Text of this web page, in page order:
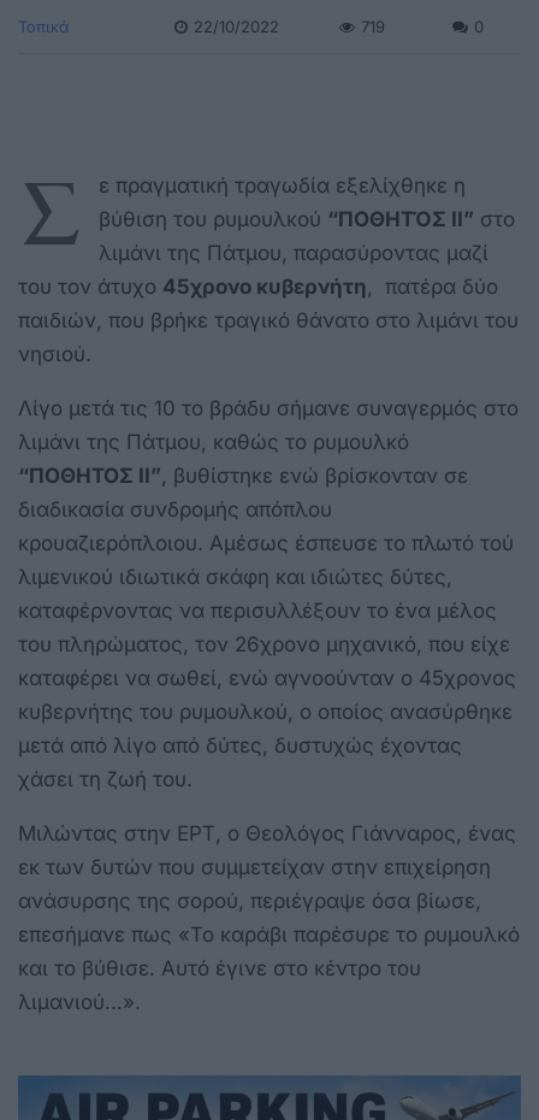
Τοπικά 22/10/2022 719 0
Σ
ε πραγματική τραγωδία εξελίχθηκε η
βύθιση του ρυμουλκού “ΠΟΘΗΤΌΣ ΙΙ” στο
λιμάνι της Πάτμου, παρασύροντας μαζί
του τον άτυχο 45χρονο κυβερνήτη , πατέρα δύο
παιδιών, που βρήκε τραγικό θάνατο στο λιμάνι του
νησιού.
Λίγο μετά τις 10 το βράδυ σήμανε συναγερμός στο
λιμάνι της Πάτμου, καθώς το ρυμουλκό
“ΠΟΘΗΤΟΣ ΙΙ” , βυθίστηκε ενώ βρίσκονταν σε
διαδικασία συνδρομής απόπλου
κρουαζιερόπλοιου. Αμέσως έσπευσε το πλωτό τού
λιμενικού ιδιωτικά σκάφη και ιδιώτες δύτες,
καταφέρνοντας να περισυλλέξουν το ένα μέλος
του πληρώματος, τον 26χρονο μηχανικό, που είχε
καταφέρει να σωθεί, ενώ αγνοούνταν ο 45χρονος
κυβερνήτης του ρυμουλκού, ο οποίος ανασύρθηκε
μετά από λίγο από δύτες, δυστυχώς έχοντας
χάσει τη ζωή του.
Μιλώντας στην ΕΡΤ, o Θεολόγος Γιάνναρος, ένας
εκ των δυτών που συμμετείχαν στην επιχείρηση
ανάσυρσης της σορού, περιέγραψε όσα βίωσε,
επεσήμανε πως «Το καράβι παρέσυρε το ρυμουλκό
και το βύθισε. Αυτό έγινε στο κέντρο του
λιμανιού…».